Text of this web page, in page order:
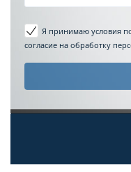
Я принимаю условия
согласие на обработку